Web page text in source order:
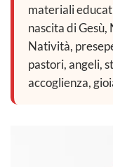
materiali
nascita di
Natività,
pastori, angeli,
accoglienza,